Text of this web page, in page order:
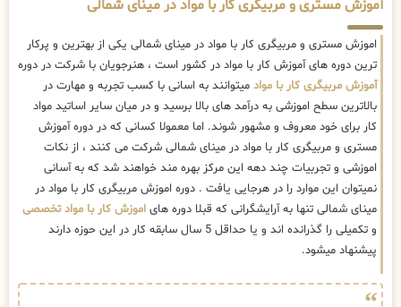
آموزش مستری و مربیگری کار با مواد در مینای شمالی
اموزش مستری و مربیگری کار با مواد در مینای شمالی یکی از بهترین و پرکار
ترین دوره های آموزش کار با مواد در کشور است ، هنرجویان با شرکت در دوره
آموزش مربیگری کار با مواد میتوانند به اسانی با کسب تجربه و مهارت در
بالاترین سطح اموزشی به درآمد های بالا برسید و در میان سایر اساتید مواد
کار برای خود معروف و مشهور شوند. اما معمولا کسانی که در دوره آموزش
مستری و مربیگری کار با مواد در مینای شمالی شرکت می کنند ، از نکات
اموزشی و تجربیات چند دهه این مرکز بهره مند خواهند شد که به آسانی
نمیتوان این موارد را در هرجایی یافت . دوره اموزش مربیگری کار با مواد در
مینای شمالی تنها به آرایشگرانی که قبلا دوره های اموزش کار با مواد تخصصی
و تکمیلی را گذرانده اند و یا حداقل 5 سال سابقه کار در این حوزه دارند
پیشنهاد میشود.